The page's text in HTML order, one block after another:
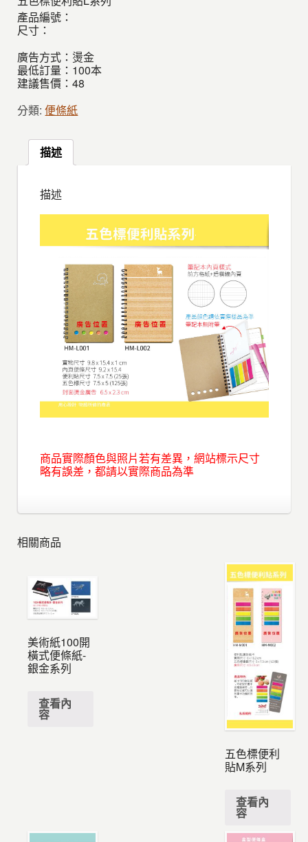
產品編號：
尺寸：
廣告方式：燙金
最低訂量：100本
建議售價：48
分類:便條紙
描述
描述
商品實際顏色與照片若有差異，網站標示尺寸
略有誤差，都請以實際商品為準
相關商品
美術紙100開
橫式便條紙-
銀金系列
查看內
容
五色標便利
貼M系列
查看內
容